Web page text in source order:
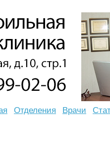
Отделения Врачи